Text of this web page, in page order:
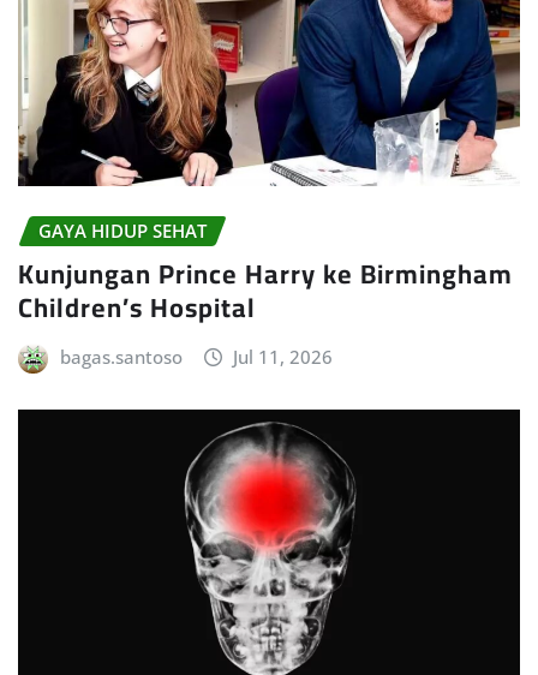
GAYA HIDUP SEHAT
Kunjungan Prince Harry ke Birmingham
Children’s Hospital
bagas.santoso Jul 11, 2026